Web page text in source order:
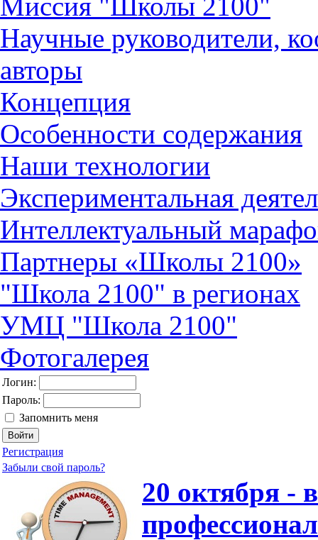
Научные руководители,
авторы
Концепция
Особенности содержания
Наши технологии
Экспериментальная
Интеллектуальный
Партнеры «Школы 2100»
"Школа 2100" в регионах
УМЦ "Школа 2100"
Фотогалерея
Логин:
Пароль:
Запомнить меня
Регистрация
Забыли свой пароль?
20 октября -